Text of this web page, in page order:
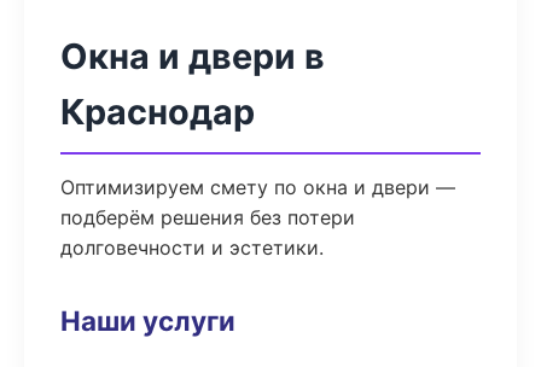
Окна и двери в
Краснодар
Оптимизируем смету по окна и двери —
подберём решения без потери
долговечности и эстетики.
Наши услуги